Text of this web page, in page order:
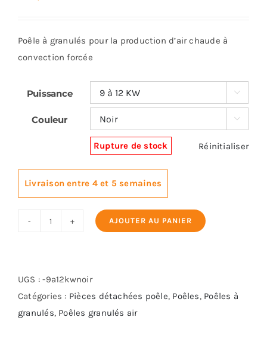
Poêle à granulés pour la production d’air chaude à
convection forcée
Puissance 
Couleur 
Rupture de stock Réinitialiser
Livraison entre 4 et 5 semaines
VIGO
S
AJOUTER AU PANIER
UGS :-9a12kwnoir
Catégories : Pièces détachées poêle, Poêles, Poêles à
granulés, Poêles granulés air